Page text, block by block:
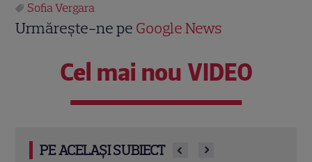
Sofia Vergara
Urmărește-ne pe Google News
Cel mai nou VIDEO
PE ACELAȘI SUBIECT